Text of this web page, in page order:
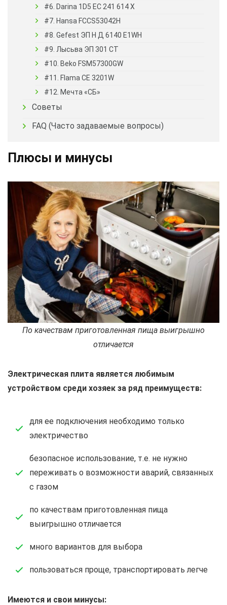
#6. Darina 1D5 EC 241 614 X
#7. Hansa FCCS53042H
#8. Gefest ЭП Н Д 6140 E1WH
#9. Лысьва ЭП 301 СТ
#10. Beko FSM57300GW
#11. Flama CE 3201W
#12. Мечта «СБ»
Советы
FAQ (Часто задаваемые вопросы)
Плюсы и минусы
По качествам приготовленная пища выигрышно
отличается
Электрическая плита является любимым
устройством среди хозяек за ряд преимуществ:
для ее подключения необходимо только
электричество
безопасное использование, т.е. не нужно
переживать о возможности аварий, связанных
с газом
по качествам приготовленная пища
выигрышно отличается
много вариантов для выбора
пользоваться проще, транспортировать легче
Имеются и свои минусы: